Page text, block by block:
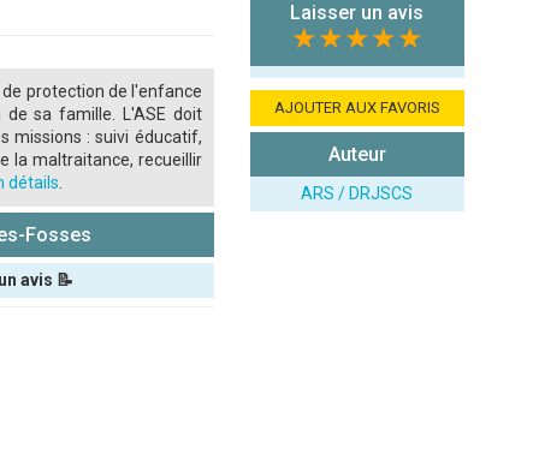
de protection de l'enfance
sa famille. L'ASE doit
missions : suivi éducatif,
la maltraitance, recueillir
détails
Fosses
avis 📝
Laisser un avis
★★★★★
AJOUTER AUX FAVORIS
Auteur
ARS / DRJSCS